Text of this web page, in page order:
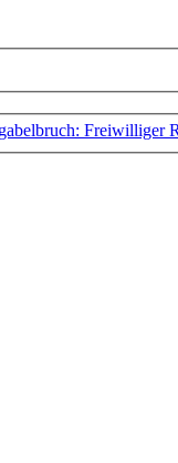
Freiwilliger